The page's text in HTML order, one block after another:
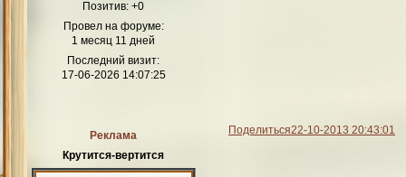
Позитив: +0
Провел на форуме:
1 месяц 11 дней
Последний визит:
17-06-2026 14:07:25
Поделиться22-10-2013 20:43:01
Реклама
Крутится-вертится